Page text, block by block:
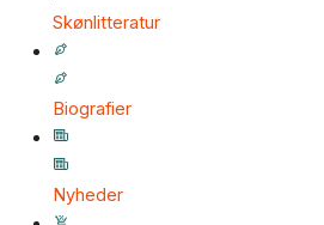
Skønlitteratur
Biografier
Nyheder